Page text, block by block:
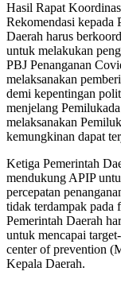
Hasil Rapat
Rekomendasi kepada
Daerah harus
untuk melakukan
PBJ Penanganan
melaksanakan
demi kepentingan
menjelang
melaksanakan
kemungkinan dapat
Ketiga Pemerintah
mendukung APIP
percepatan
tidak terdampak pada
Pemerintah Daerah
untuk mencapai
center of prevention
Kepala Daerah.